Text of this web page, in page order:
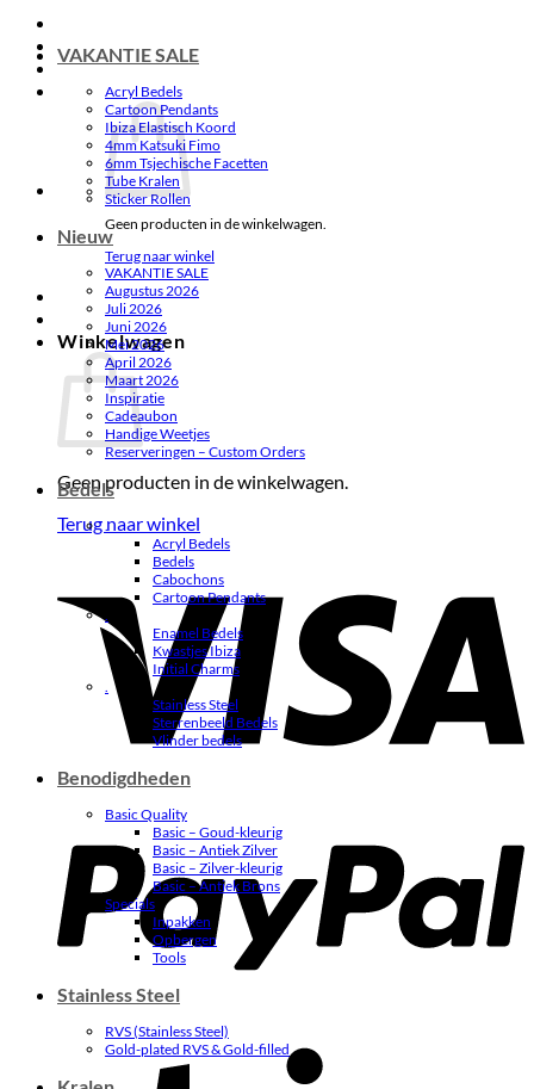
Geen producten in de winkelwagen.
Terug naar winkel
Winkelwagen
Geen producten in de winkelwagen.
Terug naar winkel
VAKANTIE SALE
Acryl Bedels
Cartoon Pendants
Ibiza Elastisch Koord
4mm Katsuki Fimo
6mm Tsjechische Facetten
Tube Kralen
Sticker Rollen
Nieuw
VAKANTIE SALE
Augustus 2026
Juli 2026
Juni 2026
Mei 2026
April 2026
Maart 2026
Inspiratie
Cadeaubon
Handige Weetjes
Reserveringen – Custom Orders
Bedels
.
Acryl Bedels
Bedels
Cabochons
Cartoon Pendants
.
Enamel Bedels
Kwastjes Ibiza
Initial Charms
.
Stainless Steel
Sterrenbeeld Bedels
Vlinder bedels
Benodigdheden
Basic Quality
Basic – Goud-kleurig
Basic – Antiek Zilver
Basic – Zilver-kleurig
Basic – Antiek Brons
Specials
Inpakken
Opbergen
Tools
Stainless Steel
RVS (Stainless Steel)
Gold-plated RVS & Gold-filled